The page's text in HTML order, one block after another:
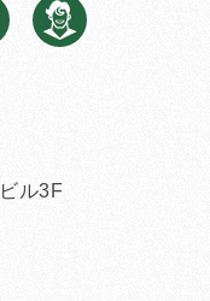
ル3F